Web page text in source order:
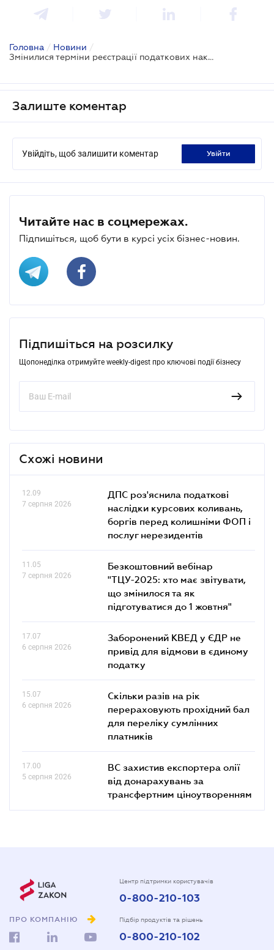
Головна / Новини /
Змінилися терміни реєстрації податкових накладних
Залиште коментар
Увійдіть, щоб залишити коментар увійти
Читайте нас в соцмережах.
Підпишіться, щоб бути в курсі усіх бізнес-новин.
Підпишіться на розсилку
Щопонеділка отримуйте weekly-digest про ключові події бізнесу
Схожі новини
12.09
7 серпня 2026
ДПС роз'яснила податкові
наслідки курсових коливань,
боргів перед колишніми ФОП і
послуг нерезидентів
11.05
7 серпня 2026
Безкоштовний вебінар
"ТЦУ-2025: хто має звітувати,
що змінилося та як
підготуватися до 1 жовтня"
17.07
6 серпня 2026
Заборонений КВЕД у ЄДР не
привід для відмови в єдиному
податку
15.07
6 серпня 2026
Скільки разів на рік
перераховують прохідний бал
для переліку сумлінних
платників
17.00
5 серпня 2026
ВС захистив експортера олії
від донарахувань за
трансфертним ціноутворенням
ПРО КОМПАНІЮ
Центр підтримки користувачів
0-800-210-103
Підбір продуктів та рішень
0-800-210-102